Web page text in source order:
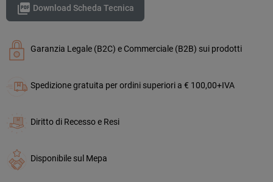
 Download Scheda Tecnica
Garanzia Legale (B2C) e Commerciale (B2B) sui prodotti
Spedizione gratuita per ordini superiori a € 100,00+IVA
Diritto di Recesso e Resi
Disponibile sul Mepa